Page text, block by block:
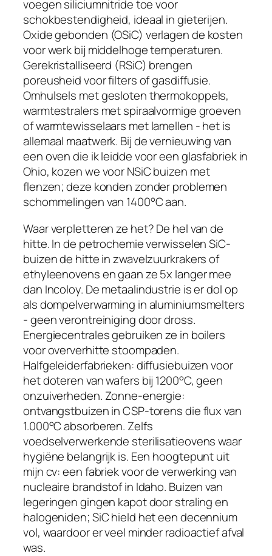
voegen siliciumnitride toe voor
schokbestendigheid, ideaal in gieterijen.
Oxide gebonden (OSiC) verlagen de kosten
voor werk bij middelhoge temperaturen.
Gerekristalliseerd (RSiC) brengen
poreusheid voor filters of gasdiffusie.
Omhulsels met gesloten thermokoppels,
warmtestralers met spiraalvormige groeven
of warmtewisselaars met lamellen - het is
allemaal maatwerk. Bij de vernieuwing van
een oven die ik leidde voor een glasfabriek in
Ohio, kozen we voor NSiC buizen met
flenzen; deze konden zonder problemen
schommelingen van 1400°C aan.
Waar verpletteren ze het? De hel van de
hitte. In de petrochemie verwisselen SiC-
buizen de hitte in zwavelzuurkrakers of
ethyleenovens en gaan ze 5x langer mee
dan Incoloy. De metaalindustrie is er dol op
als dompelverwarming in aluminiumsmelters
- geen verontreiniging door dross.
Energiecentrales gebruiken ze in boilers
voor oververhitte stoompaden.
Halfgeleiderfabrieken: diffusiebuizen voor
het doteren van wafers bij 1200°C, geen
onzuiverheden. Zonne-energie:
ontvangstbuizen in CSP-torens die flux van
1.000°C absorberen. Zelfs
voedselverwerkende sterilisatieovens waar
hygiëne belangrijk is. Een hoogtepunt uit
mijn cv: een fabriek voor de verwerking van
nucleaire brandstof in Idaho. Buizen van
legeringen gingen kapot door straling en
halogeniden; SiC hield het een decennium
vol, waardoor er veel minder radioactief afval
was.